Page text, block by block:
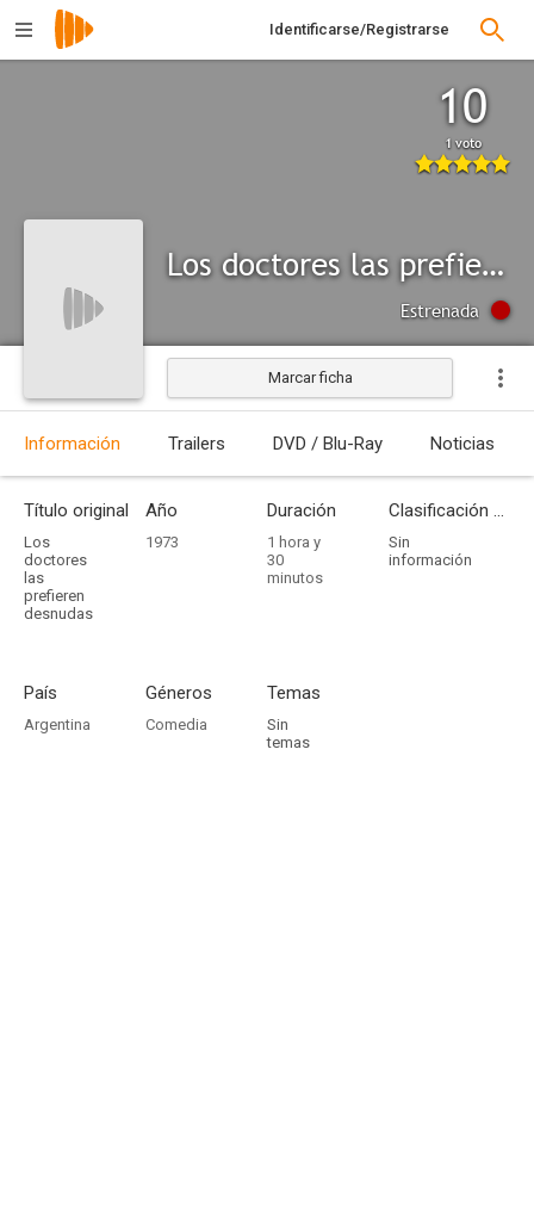
Identificarse/Registrarse
10
1 voto
Los doctores las prefieren desnudas
Estrenada
Marcar ficha
Información Trailers DVD / Blu-Ray Noticias
Título original
Los
doctores
las
prefieren
desnudas
Año
1973
Duración
1 hora y
30
minutos
Clasificación por edades
Sin
información
País
Argentina
Géneros
Comedia
Temas
Sin
temas